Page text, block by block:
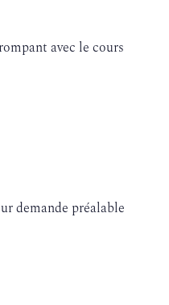
avec le cours
demande préalable